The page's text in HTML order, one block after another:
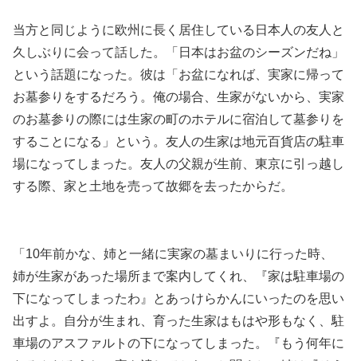
当方と同じように欧州に長く居住している日本人の友人と
久しぶりに会って話した。「日本はお盆のシーズンだね」
という話題になった。彼は「お盆になれば、実家に帰って
お墓参りをするだろう。俺の場合、生家がないから、実家
のお墓参りの際には生家の町のホテルに宿泊して墓参りを
することになる」という。友人の生家は地元百貨店の駐車
場になってしまった。友人の父親が生前、東京に引っ越し
する際、家と土地を売って故郷を去ったからだ。
「10年前かな、姉と一緒に実家の墓まいりに行った時、
姉が生家があった場所まで案内してくれ、『家は駐車場の
下になってしまったわ』とあっけらかんにいったのを思い
出すよ。自分が生まれ、育った生家はもはや形もなく、駐
車場のアスファルトの下になってしまった。『もう何年に